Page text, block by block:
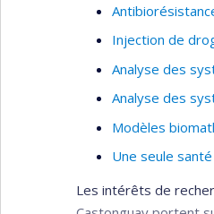
Injection de
Analyse des
Analyse des
Modèles
Une seule santé
Les intérêts de